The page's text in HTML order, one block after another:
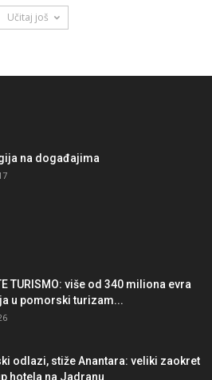
Učitaj još
na događajima
TURISMO: više od 340 miliona evra
u pomorski turizam...
odlazi, stiže Anantara: veliki zaokret
hotela na Jadranu